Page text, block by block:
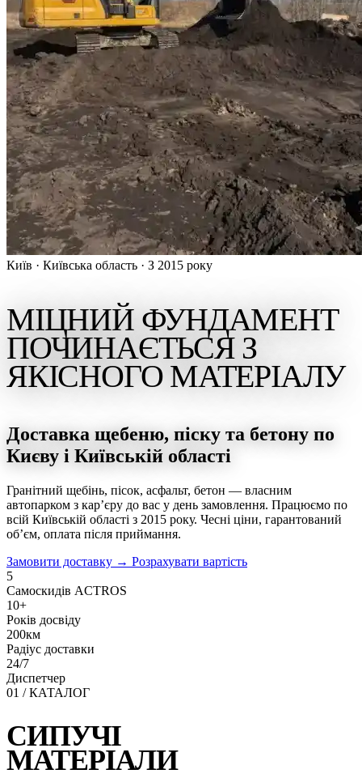
Київ · Київська область · З 2015 року
МІЦНИЙ ФУНДАМЕНТ
ПОЧИНАЄТЬСЯ З
ЯКІСНОГО МАТЕРІАЛУ
Доставка щебеню, піску та бетону по
Києву і Київській області
Гранітний щебінь, пісок, асфальт, бетон — власним
автопарком з кар’єру до вас у день замовлення. Працюємо по
всій Київській області з 2015 року. Чесні ціни, гарантований
об’єм, оплата після приймання.
Замовити доставку → Розрахувати вартість
5
Самоскидів ACTROS
10+
Років досвіду
200км
Радіус доставки
24/7
Диспетчер
01 / КАТАЛОГ
СИПУЧІ
МАТЕРІАЛИ